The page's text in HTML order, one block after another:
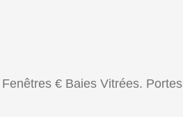
€ Baies Vitrées. Portes